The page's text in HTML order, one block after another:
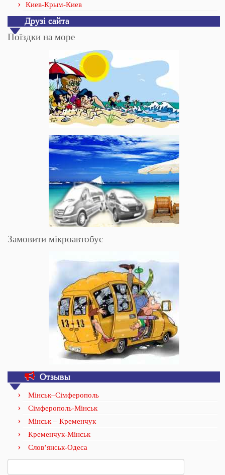
Киев-Крым-Киев
Друзі сайта
Поїздки на море
Замовити мікроавтобус
Отзывы
Мінськ–Сімферополь
Сімферополь-Мінськ
Мінськ – Кременчук
Кременчук-Мінськ
Слов’янськ-Одеса